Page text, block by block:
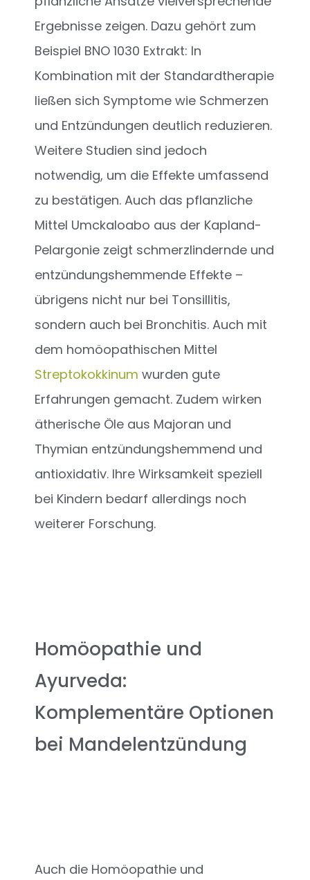
Ergebnisse zeigen. Dazu gehört zum
Beispiel BNO 1030 Extrakt: In
Kombination mit der Standardtherapie
ließen sich Symptome wie Schmerzen
und Entzündungen deutlich reduzieren.
Weitere Studien sind jedoch
notwendig, um die Effekte umfassend
zu bestätigen. Auch das pflanzliche
Mittel Umckaloabo aus der Kapland-
Pelargonie zeigt schmerzlindernde und
entzündungshemmende Effekte –
übrigens nicht nur bei Tonsillitis,
sondern auch bei Bronchitis. Auch mit
dem homöopathischen Mittel
Streptokokkinum wurden gute
Erfahrungen gemacht. Zudem wirken
ätherische Öle aus Majoran und
Thymian entzündungshemmend und
antioxidativ. Ihre Wirksamkeit speziell
bei Kindern bedarf allerdings noch
weiterer Forschung.
Homöopathie und
Ayurveda:
Komplementäre Optionen
bei Mandelentzündung
Auch die Homöopathie und